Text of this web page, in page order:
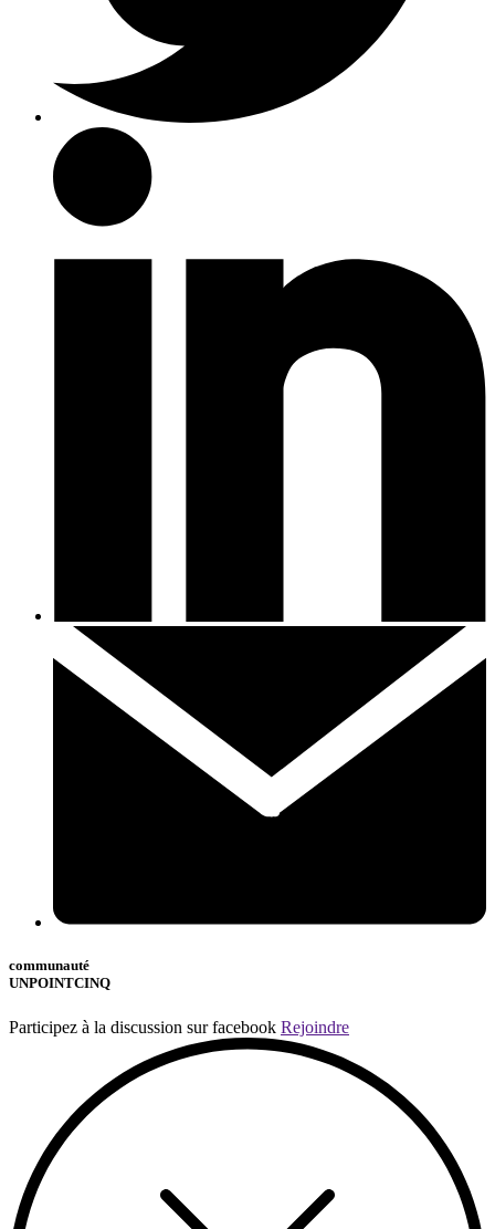
communauté
UNPOINTCINQ
Participez à la discussion sur facebook Rejoindre